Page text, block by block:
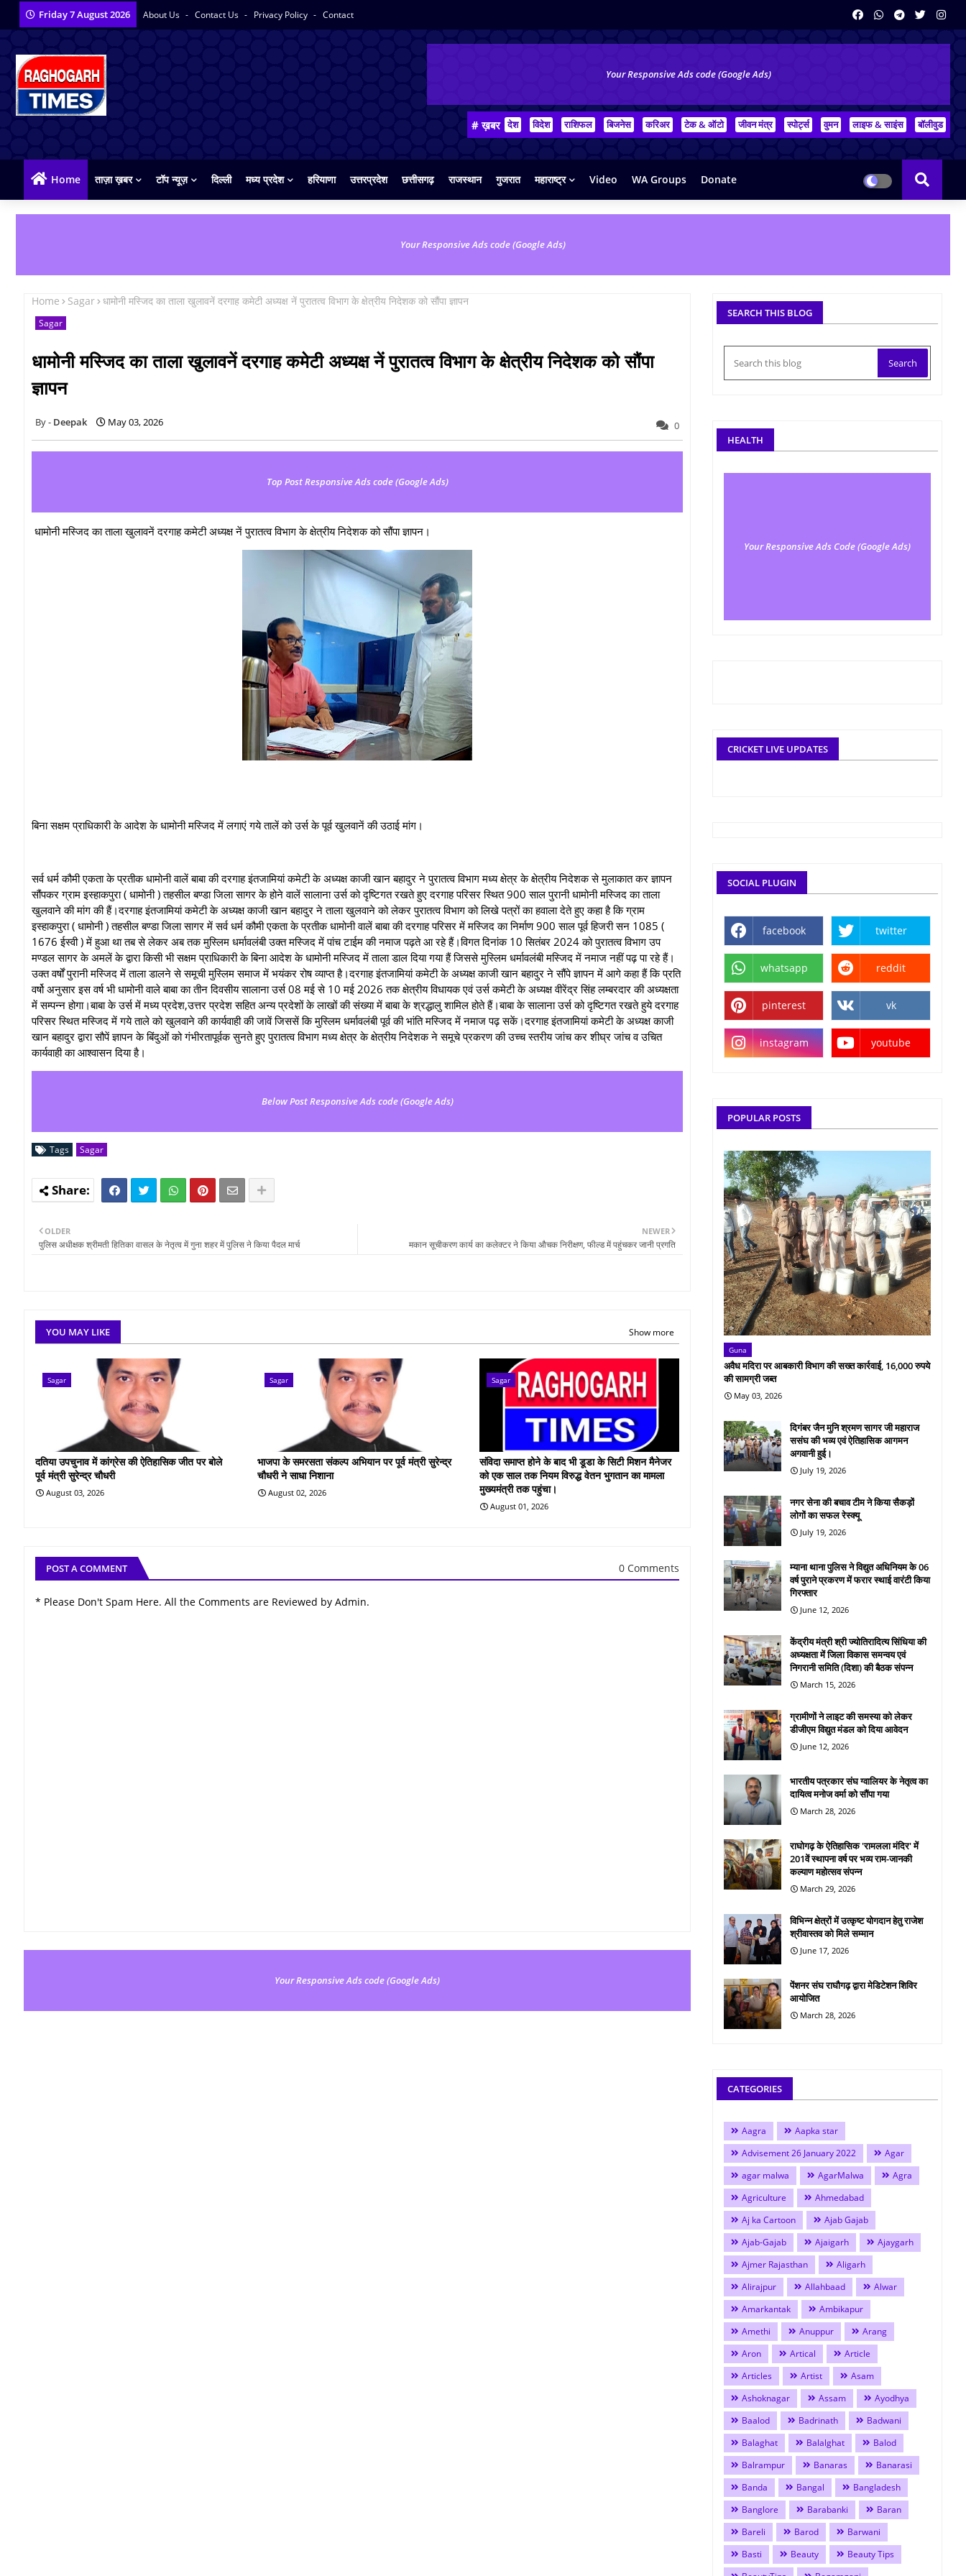
Friday 7 August 2026 About Us Contact Us Privacy Policy Contact
Your Responsive Ads code (Google Ads)
# ख़बर देश विदेश राशिफल बिजनेस करिअर टेक & ऑटो जीवन मंत्र स्पोर्ट्स वुमन लाइफ & साइंस बॉलीवुड
Home ताज़ा ख़बर टॉप न्यूज़ दिल्ली मध्य प्रदेश हरियाणा उत्तरप्रदेश छत्तीसगढ़ राजस्थान गुजरात महाराष्ट्र Video WA Groups Donate
Your Responsive Ads code (Google Ads)
Home Sagar धामोनी मस्जिद का ताला खुलावनें दरगाह कमेटी अध्यक्ष नें पुरातत्व विभाग के क्षेत्रीय निदेशक को सौंपा ज्ञापन
Sagar
धामोनी मस्जिद का ताला खुलावनें दरगाह कमेटी अध्यक्ष नें पुरातत्व विभाग के क्षेत्रीय निदेशक को सौंपा
ज्ञापन
Deepak May 03, 2026 0
Top Post Responsive Ads code (Google Ads)
धामोनी मस्जिद का ताला खुलावनें दरगाह कमेटी अध्यक्ष नें पुरातत्व विभाग के क्षेत्रीय निदेशक को सौंपा ज्ञापन।
बिना सक्षम प्राधिकारी के आदेश के धामोनी मस्जिद में लगाएं गये तालें को उर्स के पूर्व खुलवानें की उठाई मांग।
सर्व धर्म कौमी एकता के प्रतीक धामोनी वालें बाबा की दरगाह इंतजामियां कमेटी के अध्यक्ष काजी खान बहादुर ने पुरातत्व विभाग मध्य क्षेत्र के क्षेत्रीय निदेशक से मुलाकात कर ज्ञापन
सौंपकर ग्राम इस्हाकपुरा ( धामोनी ) तहसील बण्डा जिला सागर के होने वालें सालाना उर्स को दृष्टिगत रखते हुए दरगाह परिसर स्थित 900 साल पुरानी धामोनी मस्जिद का ताला
खुलवाने की मांग की हैं।दरगाह इंतजामियां कमेटी के अध्यक्ष काजी खान बहादुर ने ताला खुलवाने को लेकर पुरातत्व विभाग को लिखे पत्रों का हवाला देते हुए कहा है कि ग्राम
इस्हाकपुरा ( धामोनी ) तहसील बण्डा जिला सागर में सर्व धर्म कौमी एकता के प्रतीक धामोनी वालें बाबा की दरगाह परिसर में मस्जिद का निर्माण 900 साल पूर्व हिजरी सन 1085 (
1676 ईस्वी ) में हुआ था तब से लेकर अब तक मुस्लिम धर्मावलंबी उक्त मस्जिद में पांच टाईम की नमाज पढ़ते आ रहे हैं।विगत दिनांक 10 सितंबर 2024 को पुरातत्व विभाग उप
मण्डल सागर के अमलें के द्वारा किसी भी सक्षम प्राधिकारी के बिना आदेश के धामोनी मस्जिद में ताला डाल दिया गया हैं जिससे मुस्लिम धर्मावलंबी मस्जिद में नमाज नहीं पढ़ पा रहे हैं।
उक्त वर्षों पुरानी मस्जिद में ताला डालने से समूची मुस्लिम समाज में भयंकर रोष व्याप्त है।दरगाह इंतजामियां कमेटी के अध्यक्ष काजी खान बहादुर ने सौंपे ज्ञापन में आगे कहा हैं कि प्रति
वर्षो अनुसार इस वर्ष भी धामोनी वाले बाबा का तीन दिवसीय सालाना उर्स 08 मई से 10 मई 2026 तक क्षेत्रीय विधायक एवं उर्स कमेटी के अध्यक्ष वीरेंद्र सिंह लम्बरदार की अध्यक्षता
में सम्पन्न होगा।बाबा के उर्स में मध्य प्रदेश,उत्तर प्रदेश सहित अन्य प्रदेशों के लाखों की संख्या में बाबा के श्रद्धालु शामिल होते हैं।बाबा के सालाना उर्स को दृष्टिगत रखते हुये दरगाह
परिसर स्थित मस्जिद में गये ताले को खुलवाने की कार्यवाही की जावें जिससें कि मुस्लिम धर्मावलंबी पूर्व की भांति मस्जिद में नमाज पढ़ सकें।दरगाह इंतजामियां कमेटी के अध्यक्ष काजी
खान बहादुर द्वारा सौपें ज्ञापन के बिंदुओं को गंभीरतापूर्वक सुनते हुए पुरातत्व विभाग मध्य क्षेत्र के क्षेत्रीय निदेशक ने समूचे प्रकरण की उच्च स्तरीय जांच कर शीघ्र जांच व उचित
कार्यवाही का आश्वासन दिया है।
Below Post Responsive Ads code (Google Ads)
Tags Sagar
NEWER
मकान सूचीकरण कार्य का कलेक्टर ने किया औचक निरीक्षण, फील्ड में पहुंचकर जानी प्रगति
OLDER
पुलिस अधीक्षक श्रीमती हितिका वासल के नेतृत्व में गुना शहर में पुलिस ने किया पैदल मार्च
YOU MAY LIKE Show more
Sagar
दतिया उपचुनाव में कांग्रेस की ऐतिहासिक जीत पर बोले
पूर्व मंत्री सुरेन्द्र चौधरी
August 03, 2026
Sagar
भाजपा के समरसता संकल्प अभियान पर पूर्व मंत्री सुरेन्द्र
चौधरी ने साधा निशाना
August 02, 2026
Sagar
संविदा समाप्त होने के बाद भी डूडा के सिटी मिशन मैनेजर
को एक साल तक नियम विरुद्ध वेतन भुगतान का मामला
मुख्यमंत्री तक पहुंचा।
August 01, 2026
POST A COMMENT 0 Comments
* Please Don't Spam Here. All the Comments are Reviewed by Admin.
Your Responsive Ads code (Google Ads)
SEARCH THIS BLOG
HEALTH
Your Responsive Ads Code (Google Ads)
CRICKET LIVE UPDATES
SOCIAL PLUGIN
facebook twitter
whatsapp reddit
pinterest vk
instagram youtube
POPULAR POSTS
Guna
अवैध मदिरा पर आबकारी विभाग की सख्त कार्रवाई, 16,000 रुपये
की सामग्री जब्त
May 03, 2026
दिगंबर जैन मुनि श्रमण सागर जी महाराज
ससंघ की भव्य एवं ऐतिहासिक आगमन
अगवानी हुई।
July 19, 2026
नगर सेना की बचाव टीम ने किया सैकड़ों
लोगों का सफल रेस्क्यू
July 19, 2026
म्याना थाना पुलिस ने विद्युत अधिनियम के 06
वर्ष पुराने प्रकरण में फरार स्थाई वारंटी किया
गिरफ्तार
June 12, 2026
केंद्रीय मंत्री श्री ज्योतिरादित्य सिंधिया की
अध्यक्षता में जिला विकास समन्वय एवं
निगरानी समिति (दिशा) की बैठक संपन्न
March 15, 2026
ग्रामीणों ने लाइट की समस्या को लेकर
डीजीएम विद्युत मंडल को दिया आवेदन
June 12, 2026
भारतीय पत्रकार संघ ग्वालियर के नेतृत्व का
दायित्व मनोज वर्मा को सौंपा गया
March 28, 2026
राघोगढ़ के ऐतिहासिक 'रामलला मंदिर' में
201वें स्थापना वर्ष पर भव्य राम-जानकी
कल्याण महोत्सव संपन्न
March 29, 2026
विभिन्न क्षेत्रों में उत्कृष्ट योगदान हेतु राजेश
श्रीवास्तव को मिले सम्मान
June 17, 2026
पेंशनर संघ राघौगढ़ द्वारा मेडिटेशन शिविर
आयोजित
March 28, 2026
CATEGORIES
Aagra
Aapka star
Advisement 26 January 2022
Agar
agar malwa
AgarMalwa
Agra
Agriculture
Ahmedabad
Aj ka Cartoon
Ajab Gajab
Ajab-Gajab
Ajaigarh
Ajaygarh
Ajmer Rajasthan
Aligarh
Alirajpur
Allahbaad
Alwar
Amarkantak
Ambikapur
Amethi
Anuppur
Arang
Aron
Artical
Article
Articles
Artist
Asam
Ashoknagar
Assam
Ayodhya
Baalod
Badrinath
Badwani
Balaghat
Balalghat
Balod
Balrampur
Banaras
Banarasi
Banda
Bangal
Bangladesh
Banglore
Barabanki
Baran
Bareli
Barod
Barwani
Basti
Beauty
Beauty Tips